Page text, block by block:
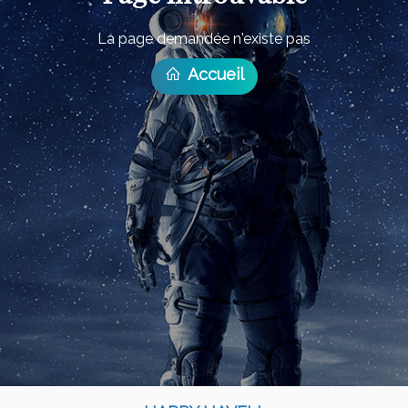
La page demandée n'existe pas
Accueil